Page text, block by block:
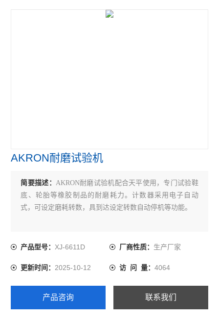
AKRON耐磨试验机
简要描述： AKRON耐磨试验机配合天平使用，专门试验鞋
底、轮胎等橡胶制品的耐磨耗力。计数器采用电子自动
式，可设定磨耗转数，具到达设定转数自动停机等功能。
产品型号：XJ-6611D 厂商性质： 生产厂家
更新时间：2025-10-12 访 问 量： 4064
产品咨询 联系我们